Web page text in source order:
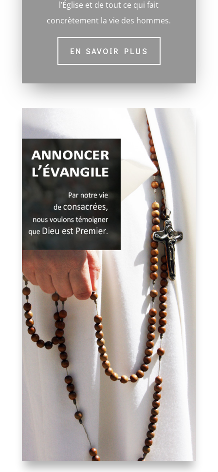
l’Église et de tout ce qui fait
concrètement la vie des hommes.
EN SAVOIR PLUS